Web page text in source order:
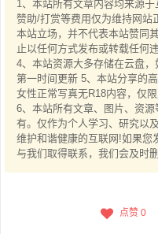
1、本站所有文章内容均来源
赞助/打赏等费用仅为维持网站
本站立场，并不代表本站赞同
止以任何方式发布或转载任何
4、本站资源大多存储在云盘
第一时间更新 5、本站分享的
女性正常写真无R18内容，仅
6、本站所有文章、图片、资
有。仅作为个人学习、研究以
维护和谐健康的互联网!如果您
与我们取得联系，我们会及时
点赞 0